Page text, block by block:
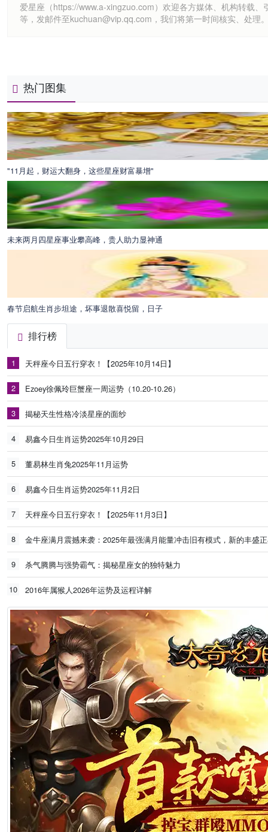
爱星座（https://www.a-xingzuo.com）欢迎各方媒体、机构转载
等，发邮件至kuchuan@vip.qq.com，我们将第一时间核实、处理
热门图集
"11月起，财运大翻身，这些星座财富暴增"
未来两月四星座事业攀高峰，贵人助力显神通
春节启航生肖步坦途，坏事退散喜悦留，日子
排行榜
1 天秤座今日五行穿衣！【2025年10月14日】
2 Ezoey徐佩玲巨蟹座一周运势（10.20-10.26）
3 揭秘天生性格冷淡星座的面纱
4 易鑫今日生肖运势2025年10月29日
5 董易林生肖兔2025年11月运势
6 易鑫今日生肖运势2025年11月2日
7 天秤座今日五行穿衣！【2025年11月3日】
8 金牛座满月震撼来袭：2025年最强满月能量冲击旧有模式，新的丰盛
9 杀气腾腾与强势霸气：揭秘星座女的独特魅力
10 2016年属猴人2026年运势及运程详解